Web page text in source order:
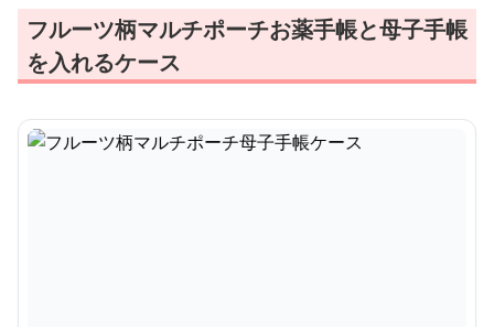
フルーツ柄マルチポーチお薬手帳と母子手帳
を入れるケース